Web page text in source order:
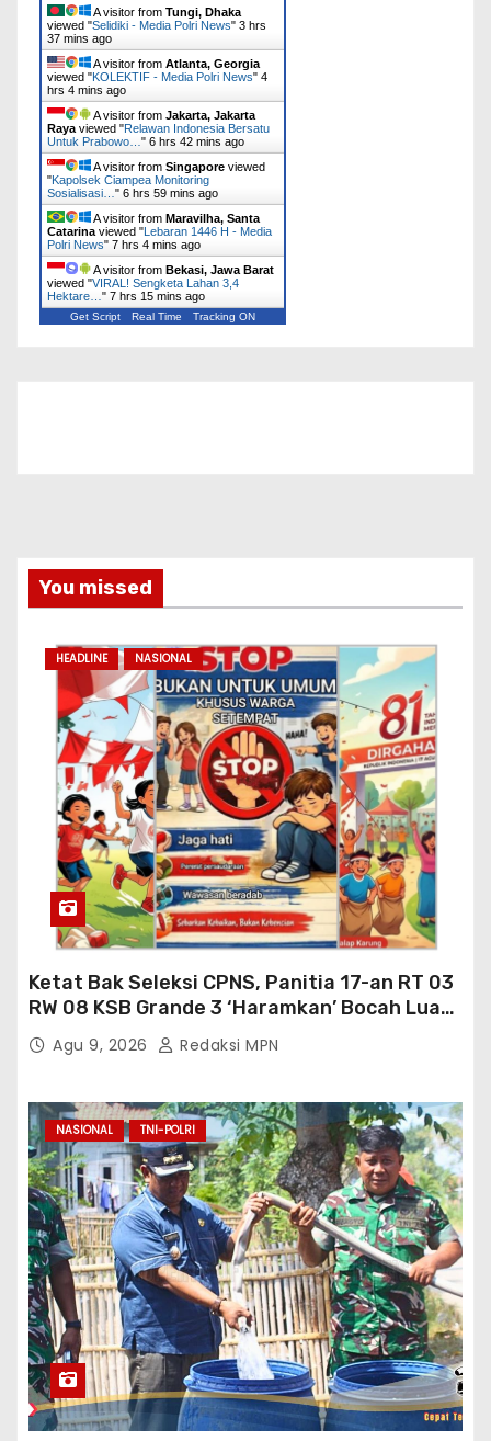
A visitor from Tungi, Dhaka
viewed "Selidiki - Media Polri News" 3 hrs
37 mins ago
A visitor from Atlanta, Georgia
viewed "KOLEKTIF - Media Polri News" 4
hrs 4 mins ago
A visitor from Jakarta, Jakarta
Raya viewed "Relawan Indonesia Bersatu
Untuk Prabowo… " 6 hrs 42 mins ago
A visitor from Singapore viewed
"Kapolsek Ciampea Monitoring
Sosialisasi… " 6 hrs 59 mins ago
A visitor from Maravilha, Santa
Catarina viewed "Lebaran 1446 H - Media
Polri News" 7 hrs 4 mins ago
A visitor from Bekasi, Jawa Barat
viewed "VIRAL! Sengketa Lahan 3,4
Hektare… " 7 hrs 15 mins ago
Get Script Real Time Tracking ON
You missed
HEADLINE NASIONAL
Ketat Bak Seleksi CPNS, Panitia 17-an RT 03
RW 08 KSB Grande 3 ‘Haramkan’ Bocah Luar
RT Ikut Lomba
Agu 9, 2026 Redaksi MPN
NASIONAL TNI-POLRI